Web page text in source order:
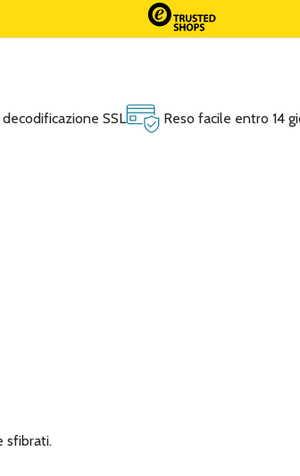
SSL Reso facile entro 14
sfibrati.